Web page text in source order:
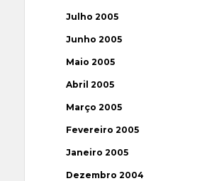
Julho 2005
Junho 2005
Maio 2005
Abril 2005
Março 2005
Fevereiro 2005
Janeiro 2005
Dezembro 2004